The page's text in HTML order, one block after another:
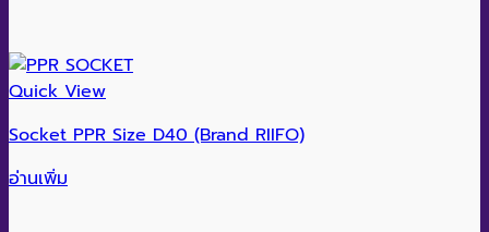
Quick View
Socket PPR Size D40 (Brand RIIFO)
อ่านเพิ่ม